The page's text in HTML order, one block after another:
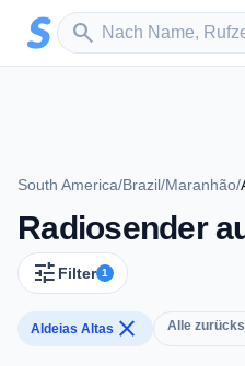
Zum Hauptinhalt springen
search
Sender suchen
South America/Brazil/Maranhão/
Radiosender
tune Filter 1
Aldeias Altas close Alle